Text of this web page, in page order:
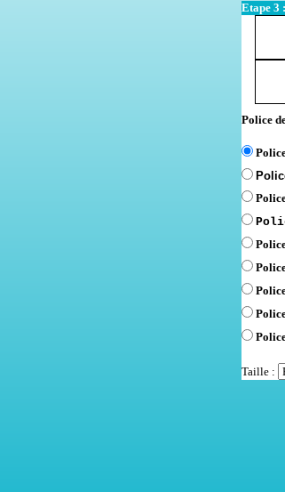
Etape 3
Police
Taille :